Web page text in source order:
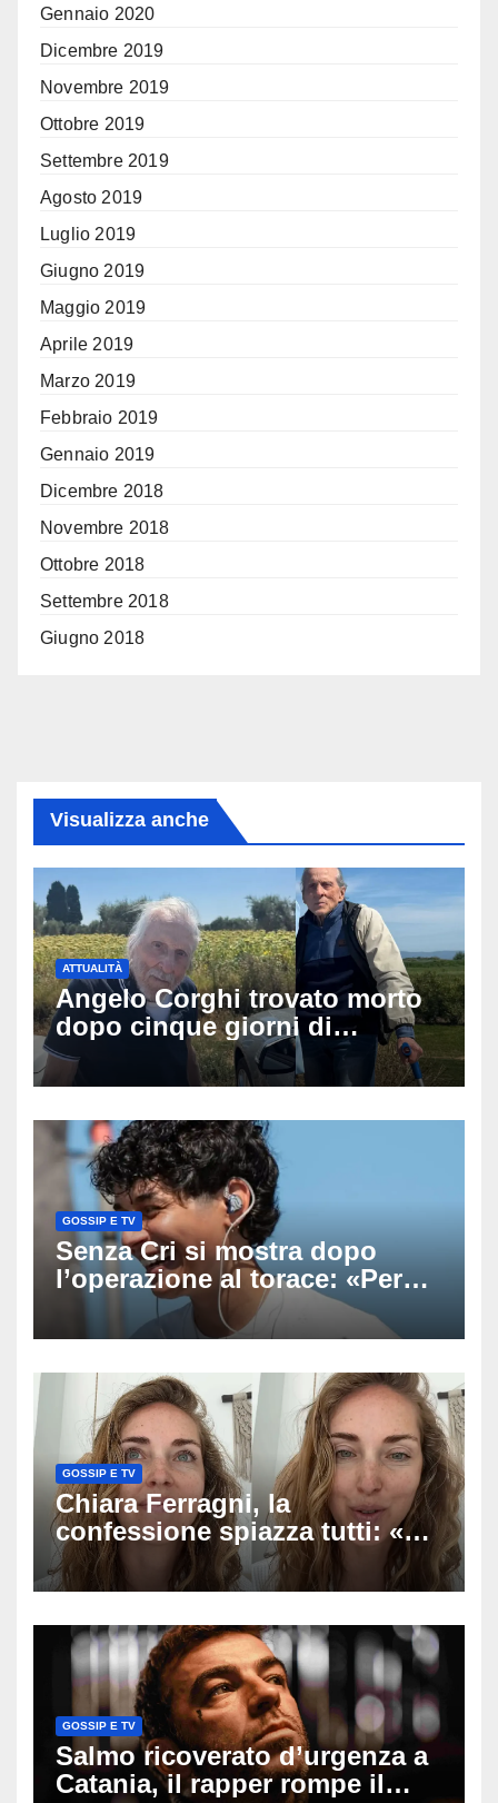
Gennaio 2020
Dicembre 2019
Novembre 2019
Ottobre 2019
Settembre 2019
Agosto 2019
Luglio 2019
Giugno 2019
Maggio 2019
Aprile 2019
Marzo 2019
Febbraio 2019
Gennaio 2019
Dicembre 2018
Novembre 2018
Ottobre 2018
Settembre 2018
Giugno 2018
Visualizza anche
ATTUALITÀ
Angelo Corghi trovato morto
dopo cinque giorni di
ricerche: il giallo dell’80enne
scomparso dopo essere
GOSSIP E TV
Senza Cri si mostra dopo
l’operazione al torace: «Per
anni mi sentivo in trappola», il
racconto sul difficile percorso
GOSSIP E TV
Chiara Ferragni, la
confessione spiazza tutti: «Un
mio ex voleva che mi rifacessi
il seno». Poi svela i ritocchi di
GOSSIP E TV
Salmo ricoverato d’urgenza a
Catania, il rapper rompe il